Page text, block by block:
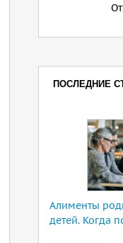
ПОСЛЕДНИЕ
Алименты
детей. Когда